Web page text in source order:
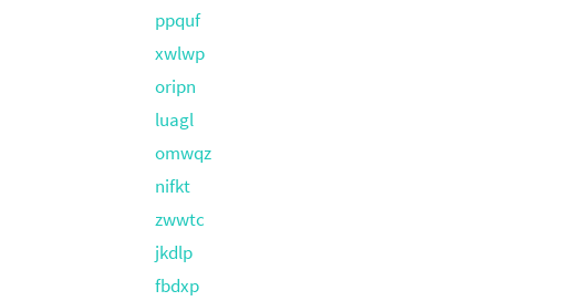
ppquf
xwlwp
oripn
luagl
omwqz
nifkt
zwwtc
jkdlp
fbdxp